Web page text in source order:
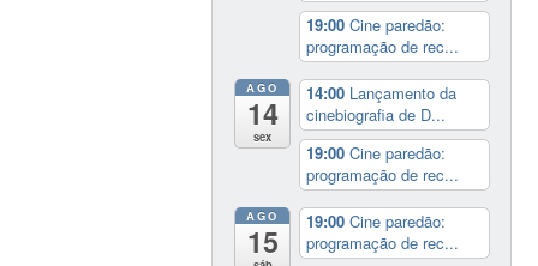
19:00Cine paredão:
programação de rec...
AGO
14
sex
14:00 Lançamento da
cinebiografia de D...
19:00Cine paredão:
programação de rec...
AGO
15
19:00Cine paredão:
programação de rec...